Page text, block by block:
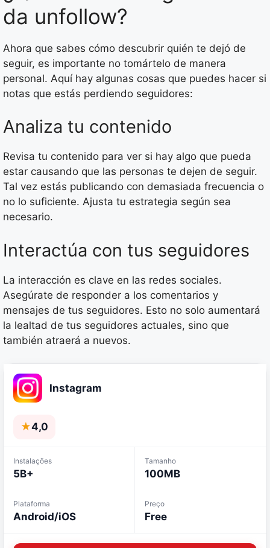
da unfollow?
Ahora que sabes cómo descubrir quién te dejó de
seguir, es importante no tomártelo de manera
personal. Aquí hay algunas cosas que puedes hacer si
notas que estás perdiendo seguidores:
Analiza tu contenido
Revisa tu contenido para ver si hay algo que pueda
estar causando que las personas te dejen de seguir.
Tal vez estás publicando con demasiada frecuencia o
no lo suficiente. Ajusta tu estrategia según sea
necesario.
Interactúa con tus seguidores
La interacción es clave en las redes sociales.
Asegúrate de responder a los comentarios y
mensajes de tus seguidores. Esto no solo aumentará
la lealtad de tus seguidores actuales, sino que
también atraerá a nuevos.
Instagram
★4,0
Instalações
5B+
Tamanho
100MB
Plataforma
Android/iOS
Preço
Free